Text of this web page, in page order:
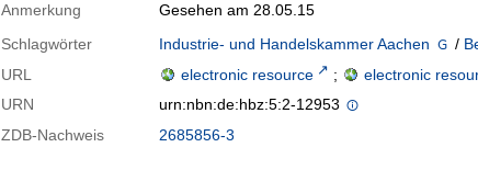
Anmerkung
Gesehen am 28.05.15
Schlagwörter
Industrie- und Handelskammer Aachen /
URL
electronic resource ; electronic
URN
urn:nbn:de:hbz:5:2-12953
ZDB-Nachweis
2685856-3